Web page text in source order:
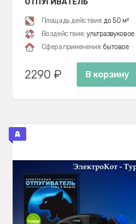
Площадь действия: до 50 м²
Воздействие: ультразвуковое
Сфера применения: бытовое
2290 ₽ В корзину